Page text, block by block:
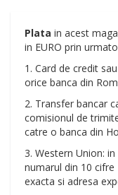
Plata in acest
in EURO prin
1. Card de credit
orice banca din
2. Transfer bancar
comisionul de
catre o banca din
3. Western Union:
numarul din 10
exacta si adresa